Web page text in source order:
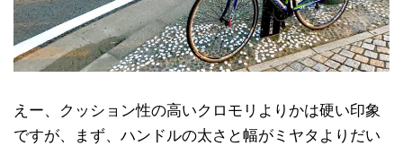
えー、クッション性の高いクロモリよりかは硬い印象
ですが、まず、ハンドルの太さと幅がミヤタよりだい